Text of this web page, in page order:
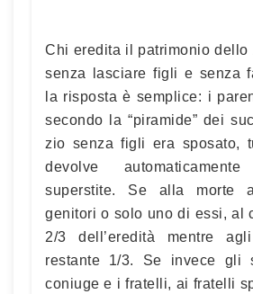
Chi eredita il patrimonio dello
senza lasciare figli e senza
la risposta è semplice: i
secondo la “piramide” dei
zio senza figli era sposato,
devolve
superstite. Se alla morte
genitori o solo uno di essi, al
2/3 dell’eredità mentre
restante 1/3. Se invece gli
coniuge e i fratelli, ai fratelli